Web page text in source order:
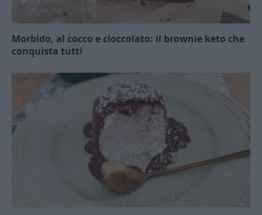
Morbido, al cocco e cioccolato: il brownie keto che
conquista tutti